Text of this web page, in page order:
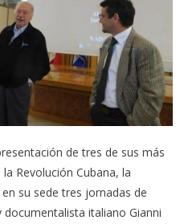
de tres de sus más
Revolución Cubana, la
su sede tres jornadas de
italiano Gianni